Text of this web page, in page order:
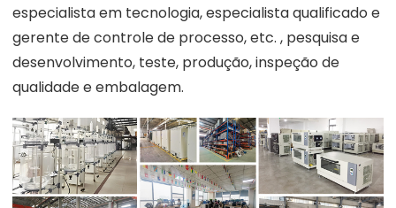
especialista em tecnologia, especialista qualificado e
gerente de controle de processo, etc. , pesquisa e
desenvolvimento, teste, produção, inspeção de
qualidade e embalagem.